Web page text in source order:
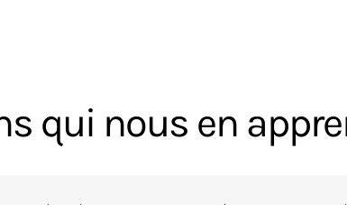
qui nous en